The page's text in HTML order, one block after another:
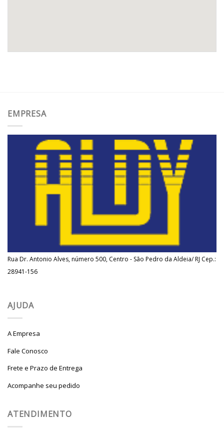
EMPRESA
Rua Dr. Antonio Alves, número 500, Centro - São Pedro da Aldeia/ RJ Cep.:
28941-156
AJUDA
A Empresa
Fale Conosco
Frete e Prazo de Entrega
Acompanhe seu pedido
ATENDIMENTO